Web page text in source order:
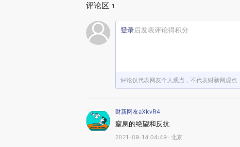
评论区 1
登录后发表评论得积分
评论仅代表网友个人观点，不代表财新网观点
财新网友aXkvR4
窒息的绝望和反抗
2021-09-14 04:49 · 北京